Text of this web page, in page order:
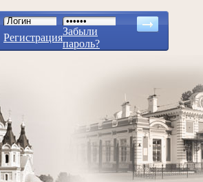
Регистрация
Забыли
пароль?